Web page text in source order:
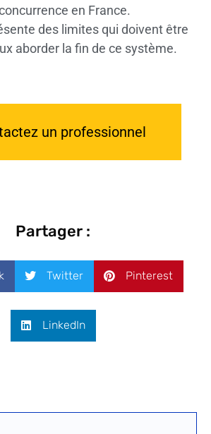
en France.
des limites qui doivent être
aborder la fin de ce système.
un professionnel
Partager :
Twitter Pinterest
LinkedIn